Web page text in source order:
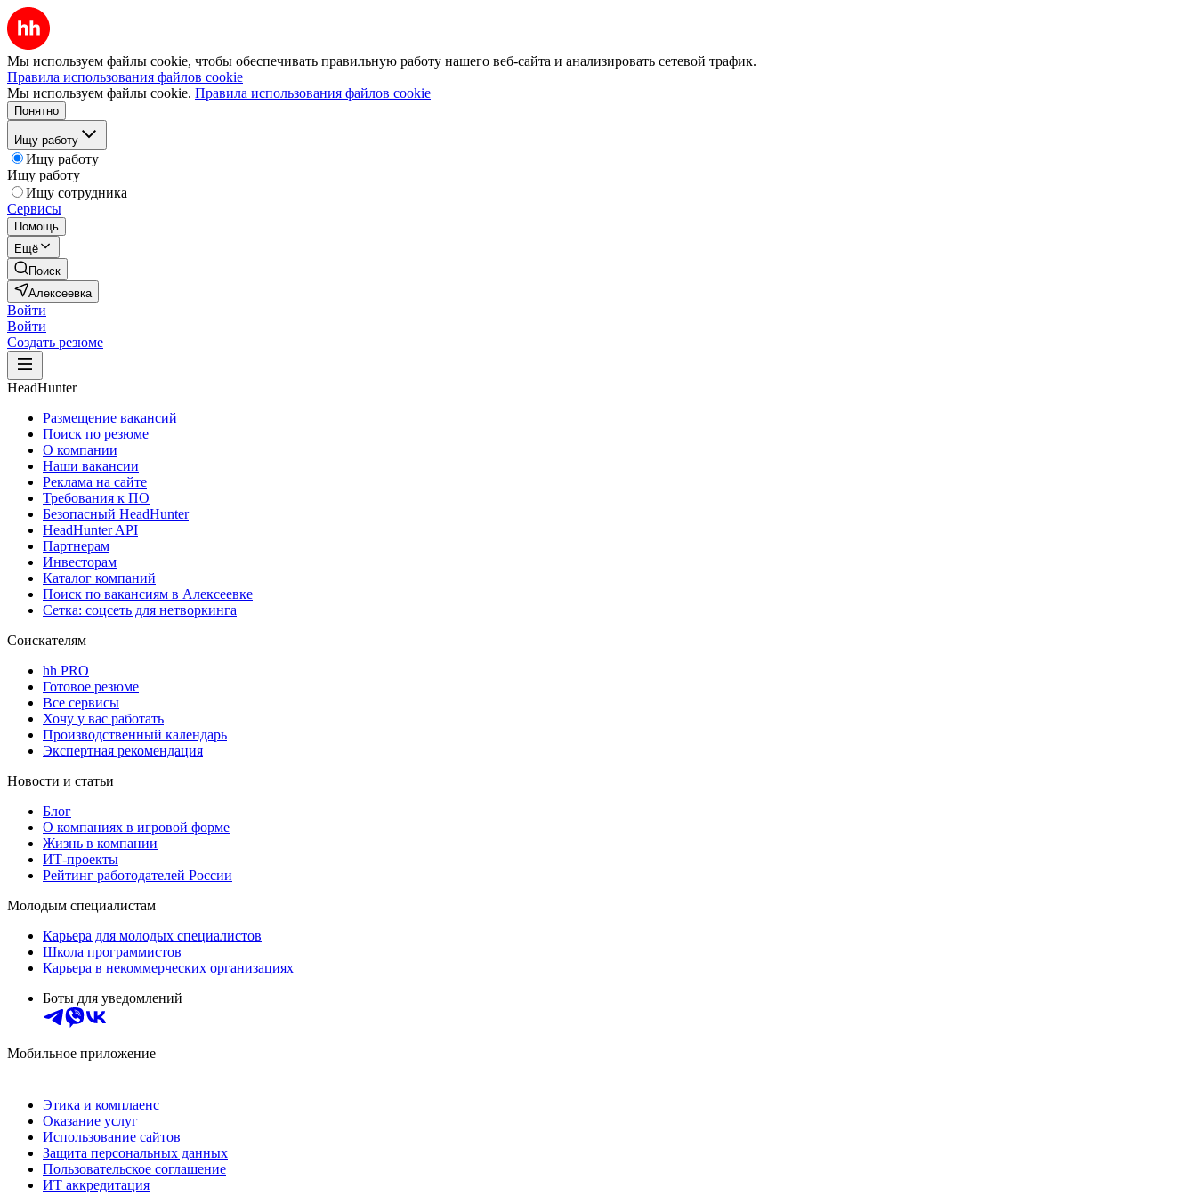
Мы используем файлы cookie, чтобы обеспечивать правильную работу нашего веб-сайта и анализировать сетевой трафик.
Правила использования файлов cookie
Мы используем файлы cookie. Правила использования файлов cookie
Понятно
Ищу работу
Ищу работу
Ищу работу
Ищу сотрудника
Сервисы
Помощь
Ещё
Поиск
Алексеевка
Войти
Войти
Создать резюме
HeadHunter
Размещение вакансий
Поиск по резюме
О компании
Наши вакансии
Реклама на сайте
Требования к ПО
Безопасный HeadHunter
HeadHunter API
Партнерам
Инвесторам
Каталог компаний
Поиск по вакансиям в Алексеевке
Сетка: соцсеть для нетворкинга
Соискателям
hh PRO
Готовое резюме
Все сервисы
Хочу у вас работать
Производственный календарь
Экспертная рекомендация
Новости и статьи
Блог
О компаниях в игровой форме
Жизнь в компании
ИТ-проекты
Рейтинг работодателей России
Молодым специалистам
Карьера для молодых специалистов
Школа программистов
Карьера в некоммерческих организациях
Боты для уведомлений
Мобильное приложение
Этика и комплаенс
Оказание услуг
Использование сайтов
Защита персональных данных
Пользовательское соглашение
ИТ аккредитация